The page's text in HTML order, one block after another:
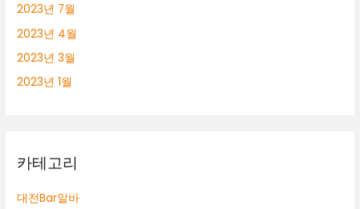
2023년 7월
2023년 4월
2023년 3월
2023년 1월
카테고리
대전Bar알바